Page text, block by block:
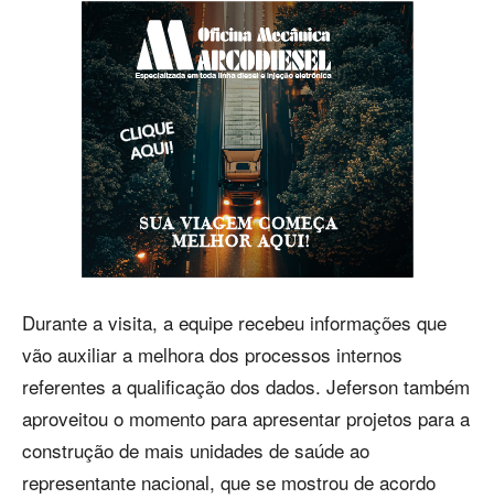
Durante a visita, a equipe recebeu informações que
vão auxiliar a melhora dos processos internos
referentes a qualificação dos dados. Jeferson também
aproveitou o momento para apresentar projetos para a
construção de mais unidades de saúde ao
representante nacional, que se mostrou de acordo